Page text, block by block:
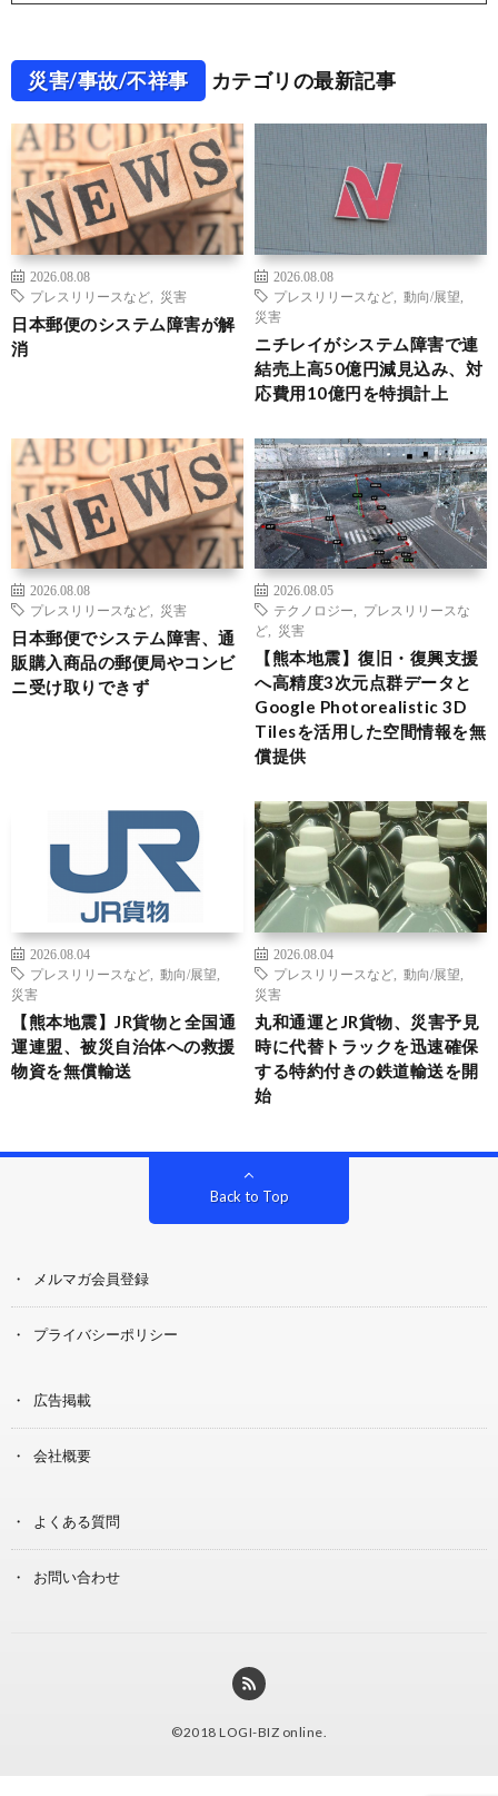
災害/事故/不祥事 カテゴリの最新記事
2026.08.08
プレスリリースなど
災害
日本郵便のシステム障害が解
消
2026.08.08
プレスリリースなど
動向/展望
災害
ニチレイがシステム障害で連
結売上高50億円減見込み、対
応費用10億円を特損計上
2026.08.08
プレスリリースなど
災害
日本郵便でシステム障害、通
販購入商品の郵便局やコンビ
ニ受け取りできず
2026.08.05
テクノロジー
プレスリリースな
ど
災害
【熊本地震】復旧・復興支援
へ高精度3次元点群データと
Google Photorealistic 3D
Tilesを活用した空間情報を無
償提供
2026.08.04
プレスリリースなど
動向/展望
災害
【熊本地震】JR貨物と全国通
運連盟、被災自治体への救援
物資を無償輸送
2026.08.04
プレスリリースなど
動向/展望
災害
丸和通運とJR貨物、災害予見
時に代替トラックを迅速確保
する特約付きの鉄道輸送を開
始
Back to Top
メルマガ会員登録
プライバシーポリシー
広告掲載
会社概要
よくある質問
お問い合わせ
©2018 LOGI-BIZ online